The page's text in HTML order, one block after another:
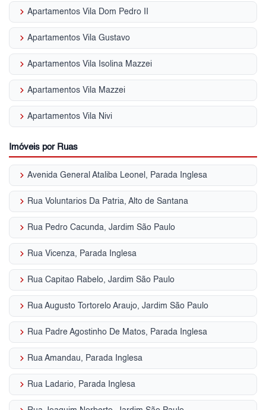
keyboard_arrow_right Apartamentos Vila Dom Pedro II
keyboard_arrow_right Apartamentos Vila Gustavo
keyboard_arrow_right Apartamentos Vila Isolina Mazzei
keyboard_arrow_right Apartamentos Vila Mazzei
keyboard_arrow_right Apartamentos Vila Nivi
Imóveis por Ruas
keyboard_arrow_right Avenida General Ataliba Leonel, Parada Inglesa
keyboard_arrow_right Rua Voluntarios Da Patria, Alto de Santana
keyboard_arrow_right Rua Pedro Cacunda, Jardim São Paulo
keyboard_arrow_right Rua Vicenza, Parada Inglesa
keyboard_arrow_right Rua Capitao Rabelo, Jardim São Paulo
keyboard_arrow_right Rua Augusto Tortorelo Araujo, Jardim São Paulo
keyboard_arrow_right Rua Padre Agostinho De Matos, Parada Inglesa
keyboard_arrow_right Rua Amandau, Parada Inglesa
keyboard_arrow_right Rua Ladario, Parada Inglesa